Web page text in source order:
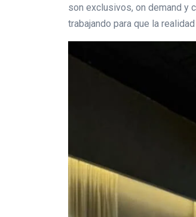
son exclusivos, on demand y
trabajando para que la